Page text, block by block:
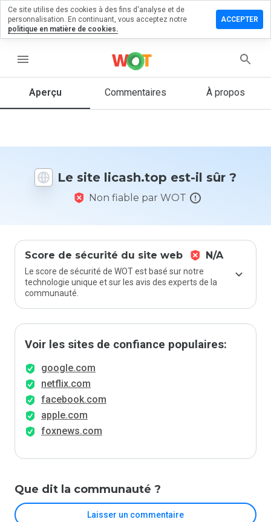
menu
Aperçu Commentaires À propos
Le site licash.top est-il sûr ?
Non fiable par WOT
Score de sécurité du site web N/A
Le score de sécurité de WOT est basé sur notre
technologie unique et sur les avis des experts de la
communauté.
Voir les sites de confiance populaires:
google.com
netflix.com
facebook.com
apple.com
foxnews.com
Que dit la communauté ?
Laisser un commentaire
un
1 et 5
vous à ce
Ce site utilise des cookies à des fins d'analyse et de
personnalisation. En continuant, vous acceptez notre
politique en matière de cookies.
ACCEPTER